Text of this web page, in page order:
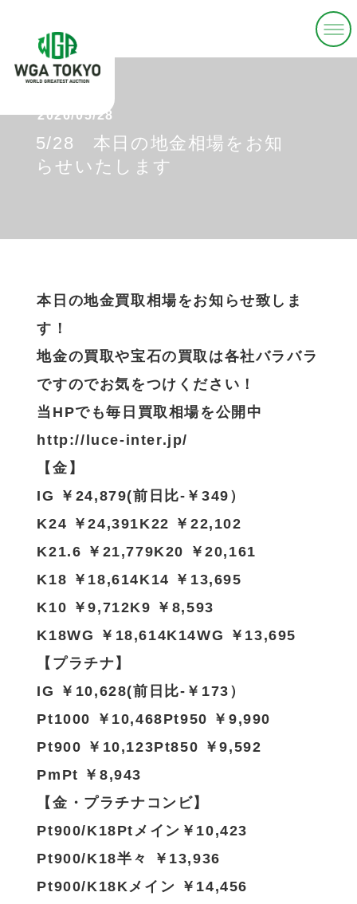
2026/05/28
5/28 本日の地金相場をお知
らせいたします
本日の地金買取相場をお知らせ致しま
す！
地金の買取や宝石の買取は各社バラバラ
ですのでお気をつけください！
当HPでも毎日買取相場を公開中
http://luce-inter.jp/
【金】
IG ￥24,879(前日比-￥349）
K24 ￥24,391K22 ￥22,102
K21.6 ￥21,779K20 ￥20,161
K18 ￥18,614K14 ￥13,695
K10 ￥9,712K9 ￥8,593
K18WG ￥18,614K14WG ￥13,695
【プラチナ】
IG ￥10,628(前日比-￥173）
Pt1000 ￥10,468Pt950 ￥9,990
Pt900 ￥10,123Pt850 ￥9,592
PmPt ￥8,943
【金・プラチナコンビ】
Pt900/K18Ptメイン￥10,423
Pt900/K18半々 ￥13,936
Pt900/K18Kメイン ￥14,456